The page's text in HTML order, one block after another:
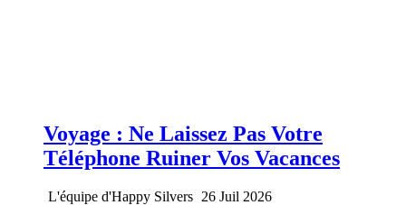
Voyage : Ne Laissez Pas Votre
Téléphone Ruiner Vos Vacances
L'équipe d'Happy Silvers 26 Juil 2026